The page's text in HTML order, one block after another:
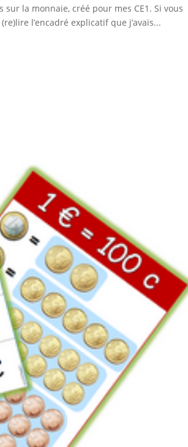
la monnaie, créé pour mes CE1. Si vous
l’encadré explicatif que j’avais...